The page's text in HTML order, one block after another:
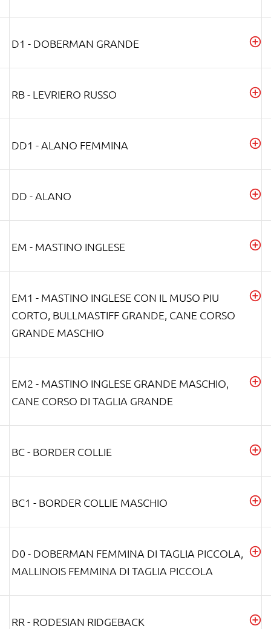
D1 - DOBERMAN GRANDE
RB - LEVRIERO RUSSO
DD1 - ALANO FEMMINA
DD - ALANO
EM - MASTINO INGLESE
EM1 - MASTINO INGLESE CON IL MUSO PIU
CORTO, BULLMASTIFF GRANDE, CANE CORSO
GRANDE MASCHIO
EM2 - MASTINO INGLESE GRANDE MASCHIO,
CANE CORSO DI TAGLIA GRANDE
BC - BORDER COLLIE
BC1 - BORDER COLLIE MASCHIO
D0 - DOBERMAN FEMMINA DI TAGLIA PICCOLA,
MALLINOIS FEMMINA DI TAGLIA PICCOLA
RR - RODESIAN RIDGEBACK